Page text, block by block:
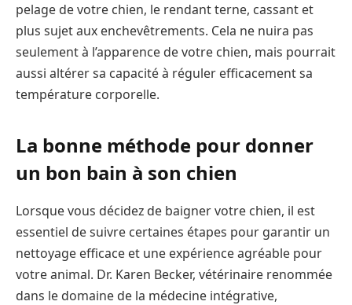
pelage de votre chien, le rendant terne, cassant et
plus sujet aux enchevêtrements. Cela ne nuira pas
seulement à l’apparence de votre chien, mais pourrait
aussi altérer sa capacité à réguler efficacement sa
température corporelle.
La bonne méthode pour donner
un bon bain à son chien
Lorsque vous décidez de baigner votre chien, il est
essentiel de suivre certaines étapes pour garantir un
nettoyage efficace et une expérience agréable pour
votre animal. Dr. Karen Becker, vétérinaire renommée
dans le domaine de la médecine intégrative,